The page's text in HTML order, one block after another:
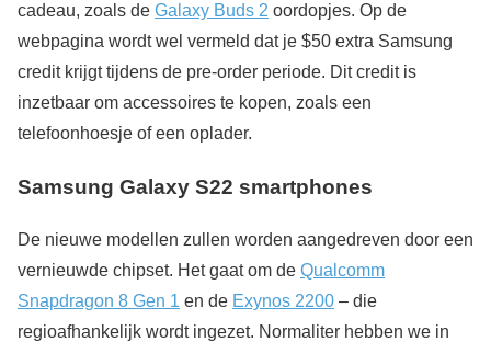
cadeau, zoals de Galaxy Buds 2 oordopjes. Op de
webpagina wordt wel vermeld dat je $50 extra Samsung
credit krijgt tijdens de pre-order periode. Dit credit is
inzetbaar om accessoires te kopen, zoals een
telefoonhoesje of een oplader.
Samsung Galaxy S22 smartphones
De nieuwe modellen zullen worden aangedreven door een
vernieuwde chipset. Het gaat om de Qualcomm
Snapdragon 8 Gen 1 en de Exynos 2200 – die
regioafhankelijk wordt ingezet. Normaliter hebben we in